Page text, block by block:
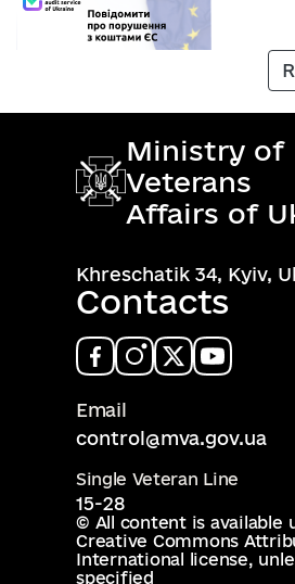
Ministry of
Veterans
Affairs of
Khreschatik 34, Kyiv,
Contacts
Email
control@mva.gov.ua
Single Veteran Line
15-28
© All content is available
Creative Commons
International license,
specified